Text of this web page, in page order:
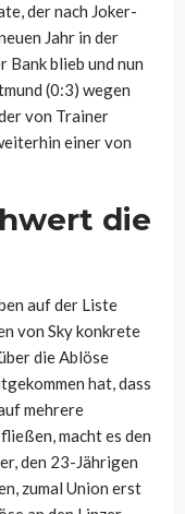
der nach Joker-
Jahr in der
blieb und nun
(0:3) wegen
von Trainer
einer von
die
auf der Liste
von Sky konkrete
die Ablöse
hat, dass
mehrere
macht es den
den 23-Jährigen
zumal Union erst